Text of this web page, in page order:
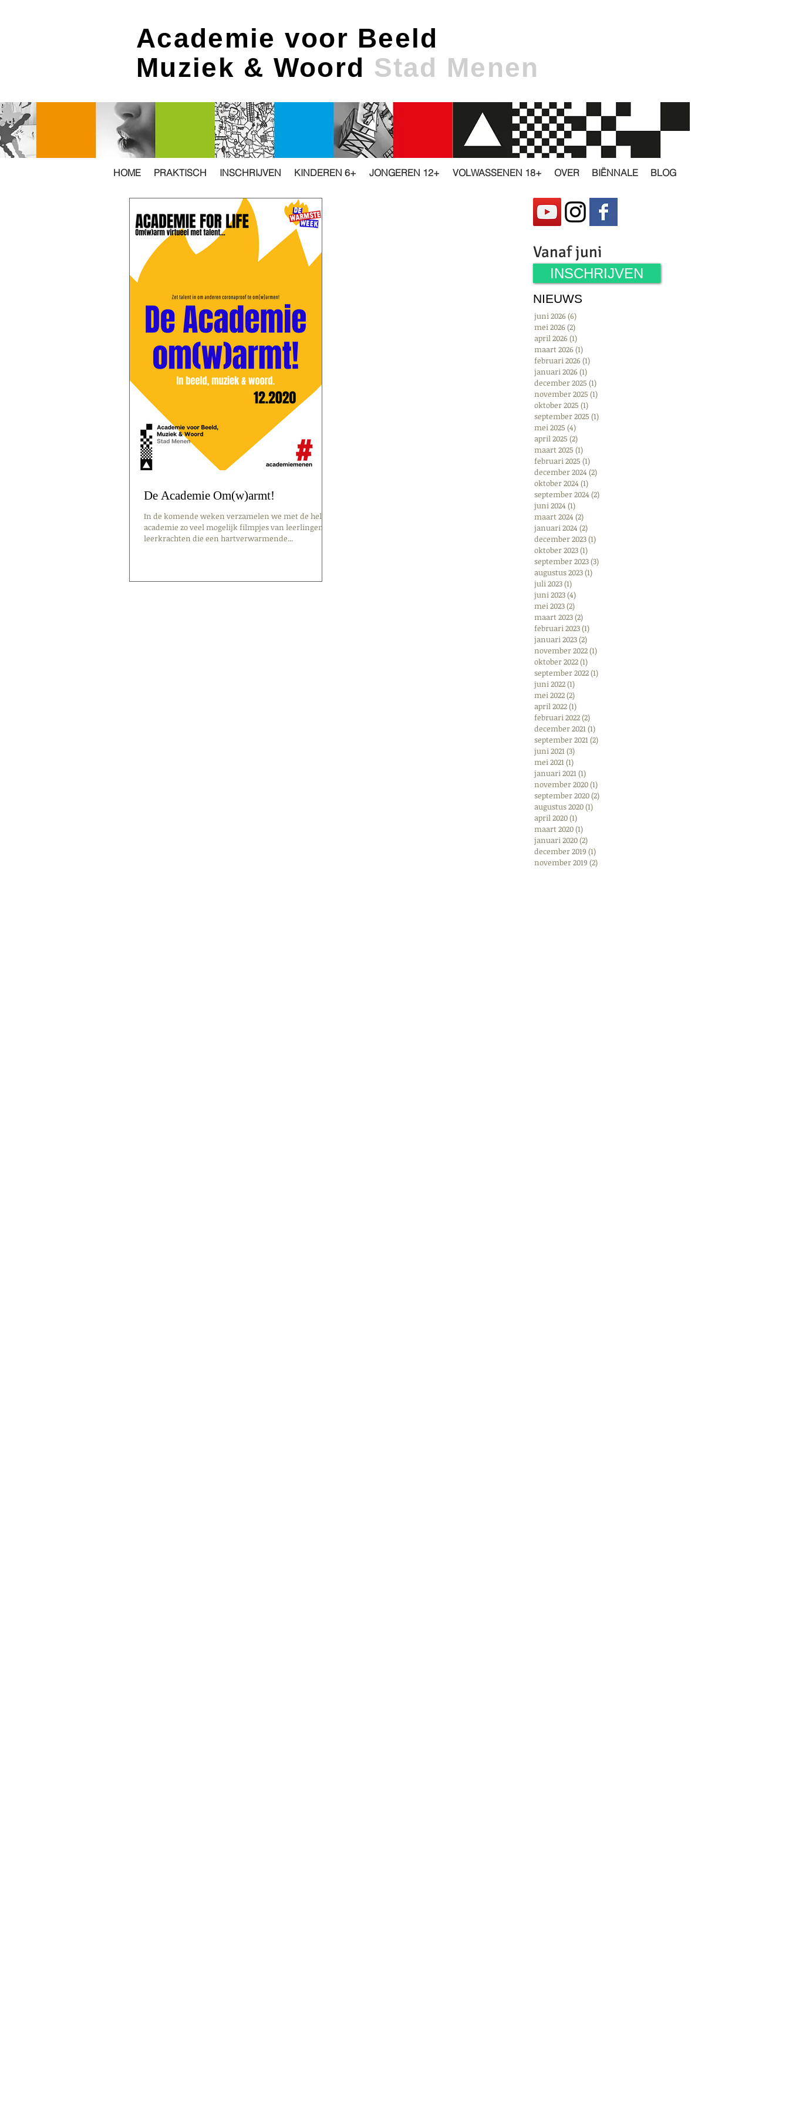
Academie voor Beeld
Muziek & Woord Stad Menen
HOME PRAKTISCH INSCHRIJVEN KINDEREN 6+ JONGEREN 12+ VOLWASSENEN 18+ OVER BIËNNALE BLOG
De Academie Om(w)armt!
In de komende weken verzamelen we met de hele
academie zo veel mogelijk filmpjes van leerlingen en
leerkrachten die een hartverwarmende...
Vanaf juni
INSCHRIJVEN
NIEUWS
juni 2026(6)
mei 2026(2)
april 2026(1)
maart 2026(1)
februari 2026(1)
januari 2026(1)
december 2025 (1)
november 2025 (1)
oktober 2025 (1)
september 2025 (1)
mei 2025 (4)
april 2025 (2)
maart 2025 (1)
februari 2025 (1)
december 2024 (2)
oktober 2024 (1)
september 2024 (2)
juni 2024 (1)
maart 2024 (2)
januari 2024 (2)
december 2023(1)
oktober 2023(1)
september 2023(3)
augustus 2023(1)
juli 2023(1)
juni 2023(4)
mei 2023(2)
maart 2023(2)
februari 2023(1)
januari 2023(2)
november 2022(1)
oktober 2022(1)
september 2022(1)
juni 2022(1)
mei 2022(2)
april 2022(1)
februari 2022(2)
december 2021(1)
september 2021(2)
juni 2021(3)
mei 2021(1)
januari 2021(1)
november 2020(1)
september 2020(2)
augustus 2020(1)
april 2020(1)
maart 2020(1)
januari 2020(2)
december 2019 (1)
november 2019 (2)